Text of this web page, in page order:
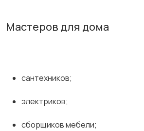
Мастеров для дома
сантехников;
электриков;
сборщиков мебели;